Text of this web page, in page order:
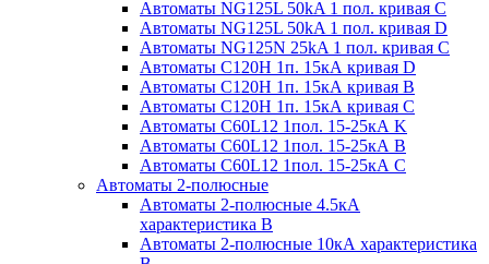
Автоматы NG125L 50kA 1 пол. кривая C
Автоматы NG125L 50kA 1 пол. кривая D
Автоматы NG125N 25kA 1 пол. кривая C
Автоматы С120H 1п. 15кА кривая D
Автоматы С120H 1п. 15кА кривая В
Автоматы С120H 1п. 15кА кривая С
Автоматы С60L12 1пол. 15-25кА K
Автоматы С60L12 1пол. 15-25кА В
Автоматы С60L12 1пол. 15-25кА С
Автоматы 2-полюсные
Автоматы 2-полюсные 4.5кА
характеристика В
Автоматы 2-полюсные 10кА характеристика